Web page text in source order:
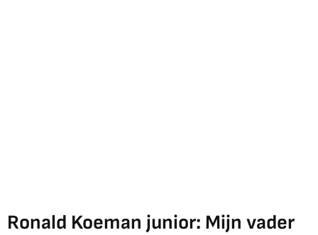
Ronald Koeman junior: Mijn vader